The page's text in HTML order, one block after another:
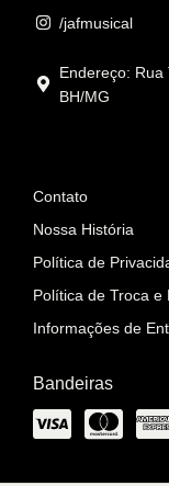
/jafmusical
Endereço: Rua
BH/MG
Contato
Nossa História
Política de
Política de Troca e
Informações de
Bandeiras